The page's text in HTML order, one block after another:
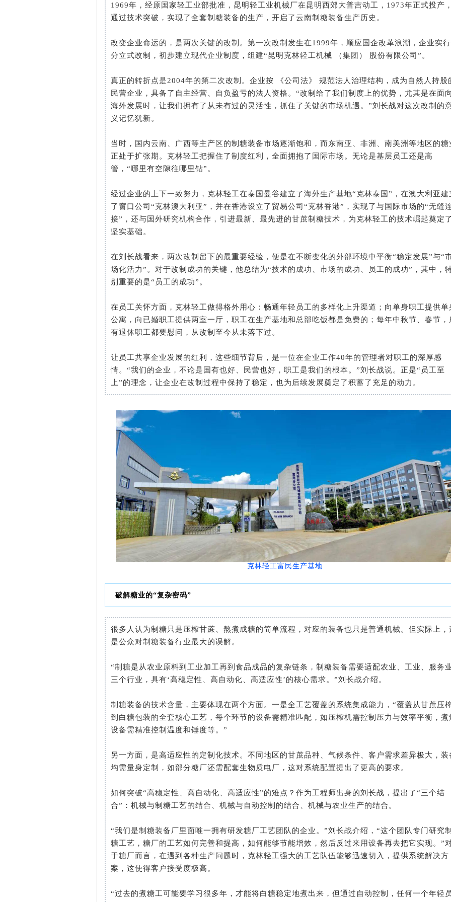
1969年，经原国家轻工业部批准，昆明轻工业机械厂在昆明西郊大普吉动工，1973年正式投产
通过技术突破，实现了全套制糖装备的生产，开启了云南制糖装备生产历史。
改变企业命运的，是两次关键的改制。第一次改制发生在1999年，顺应国企改革浪潮，企业实行
分立式改制，初步建立现代企业制度，组建“昆明克林轻工机械 （集团） 股份有限公司”。
真正的转折点是2004年的第二次改制。企业按 《公司法》 规范法人治理结构，成为自然人持股
民营企业，具备了自主经营、自负盈亏的法人资格。“改制给了我们制度上的优势，尤其是在面
海外发展时，让我们拥有了从未有过的灵活性，抓住了关键的市场机遇。”刘长战对这次改制的
义记忆犹新。
当时，国内云南、广西等主产区的制糖装备市场逐渐饱和，而东南亚、非洲、南美洲等地区的糖
正处于扩张期。克林轻工把握住了制度红利，全面拥抱了国际市场。无论是基层员工还是高
管，“哪里有空隙往哪里钻”。
经过企业的上下一致努力，克林轻工在泰国曼谷建立了海外生产基地“克林泰国”，在澳大利亚建
了窗口公司“克林澳大利亚”，并在香港设立了贸易公司“克林香港”，实现了与国际市场的“无缝
接”，还与国外研究机构合作，引进最新、最先进的甘蔗制糖技术，为克林轻工的技术崛起奠定
坚实基础。
在刘长战看来，两次改制留下的最重要经验，便是在不断变化的外部环境中平衡“稳定发展”与“
场化活力”。对于改制成功的关键，他总结为“技术的成功、市场的成功、员工的成功”，其中，
别重要的是“员工的成功”。
在员工关怀方面，克林轻工做得格外用心：畅通年轻员工的多样化上升渠道；向单身职工提供单
公寓，向已婚职工提供两室一厅，职工在生产基地和总部吃饭都是免费的；每年中秋节、春节，
有退休职工都要慰问，从改制至今从未落下过。
让员工共享企业发展的红利，这些细节背后，是一位在企业工作40年的管理者对职工的深厚感
情。“我们的企业，不论是国有也好、民营也好，职工是我们的根本。”刘长战说。正是“员工至
上”的理念，让企业在改制过程中保持了稳定，也为后续发展奠定了积蓄了充足的动力。
克林轻工富民生产基地
破解糖业的“复杂密码”
很多人认为制糖只是压榨甘蔗、熬煮成糖的简单流程，对应的装备也只是普通机械。但实际上，
是公众对制糖装备行业最大的误解。
“制糖是从农业原料到工业加工再到食品成品的复杂链条，制糖装备需要适配农业、工业、服务
三个行业，具有‘高稳定性、高自动化、高适应性’的核心需求。”刘长战介绍。
制糖装备的技术含量，主要体现在两个方面。一是全工艺覆盖的系统集成能力，“覆盖从甘蔗压
到白糖包装的全套核心工艺，每个环节的设备需精准匹配，如压榨机需控制压力与效率平衡，煮
设备需精准控制温度和锤度等。”
另一方面，是高适应性的定制化技术。不同地区的甘蔗品种、气候条件、客户需求差异极大，装
均需量身定制，如部分糖厂还需配套生物质电厂，这对系统配置提出了更高的要求。
如何突破“高稳定性、高自动化、高适应性”的难点？作为工程师出身的刘长战，提出了“三个结
合”：机械与制糖工艺的结合、机械与自动控制的结合、机械与农业生产的结合。
“我们是制糖装备厂里面唯一拥有研发糖厂工艺团队的企业。”刘长战介绍，“这个团队专门研究
糖工艺，糖厂的工艺如何完善和提高，如何能够节能增效，然后反过来用设备再去把它实现。”
于糖厂而言，在遇到各种生产问题时，克林轻工强大的工艺队伍能够迅速切入，提供系统解决方
案，这使得客户接受度极高。
“过去的煮糖工可能要学习很多年，才能将白糖稳定地煮出来，但通过自动控制，任何一个年轻